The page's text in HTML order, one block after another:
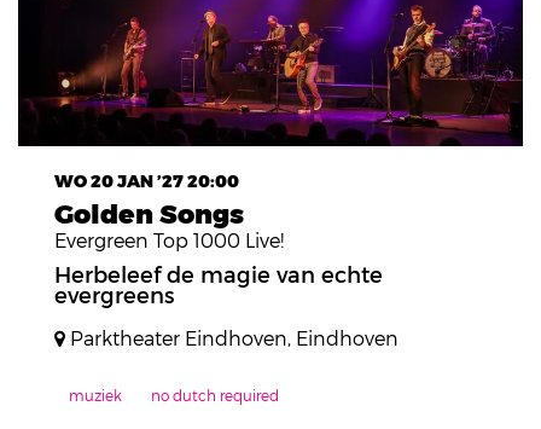
Golden Songs
Evergreen Top 1000 Live!
WO 20 JAN ’2720:00
Herbeleef de magie van echte
evergreens
Parktheater Eindhoven, Eindhoven
muziek no dutch required